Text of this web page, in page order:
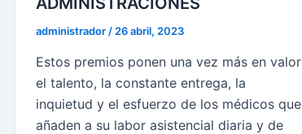
administrador / 26 abril, 2023
Estos premios ponen una vez más en valor
el talento, la constante entrega, la
inquietud y el esfuerzo de los médicos que
añaden a su labor asistencial diaria y de